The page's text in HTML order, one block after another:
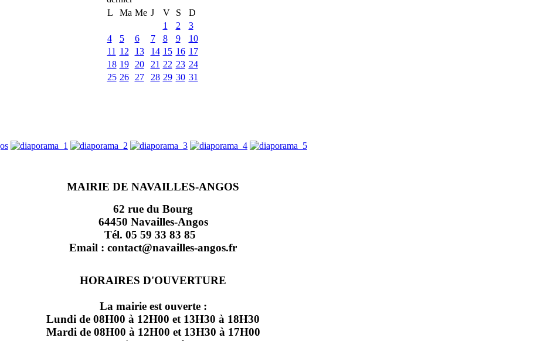
L
Ma Me J V S
D
1
2
3
4
5 6 7 8 9
10
11 12 13 14 15 16 17
18 19 20 21 22 23 24
25 26 27 28 29 30 31
MAIRIE DE NAVAILLES-ANGOS
62 rue du Bourg
64450 Navailles-Angos
Tél. 05 59 33 83 85
Email : contact@navailles-angos.fr
HORAIRES D'OUVERTURE
La mairie est ouverte :
Lundi de 08H00 à 12H00 et 13H30 à 18H30
Mardi de 08H00 à 12H00 et 13H30 à 17H00